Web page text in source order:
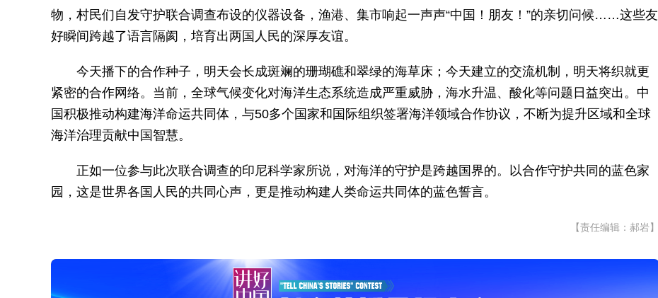
物，村民们自发守护联合调查布设的仪器设备，渔港、集市响起一声声“中国！朋友！”的亲切问候……这些友
好瞬间跨越了语言隔阂，培育出两国人民的深厚友谊。
今天播下的合作种子，明天会长成斑斓的珊瑚礁和翠绿的海草床；今天建立的交流机制，明天将织就更
紧密的合作网络。当前，全球气候变化对海洋生态系统造成严重威胁，海水升温、酸化等问题日益突出。中
国积极推动构建海洋命运共同体，与50多个国家和国际组织签署海洋领域合作协议，不断为提升区域和全球
海洋治理贡献中国智慧。
正如一位参与此次联合调查的印尼科学家所说，对海洋的守护是跨越国界的。以合作守护共同的蓝色家
园，这是世界各国人民的共同心声，更是推动构建人类命运共同体的蓝色誓言。
【责任编辑：郝岩】